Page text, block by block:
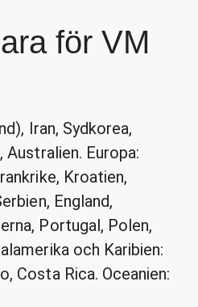
för VM
Iran, Sydkorea,
Australien. Europa:
Kroatien,
England,
Portugal, Polen,
och Karibien:
Costa Rica. Oceanien: